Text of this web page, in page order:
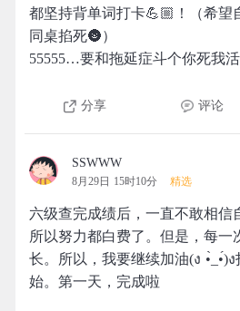
都坚持背单词打卡💪🏼！（希望
同桌掐死🌚）
55555…要和拖延症斗个你死我
分享 评论
SSWWW
8月29日 15时10分 精选
六级查完成绩后，一直不敢相信
所以努力都白费了。但是，每一
长。所以，我要继续加油(ง •̀_•́)
始。第一天，完成啦